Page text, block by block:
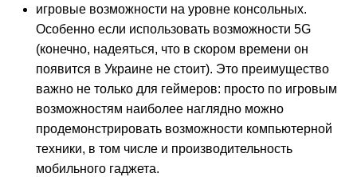
игровые возможности на уровне консольных.
Особенно если использовать возможности 5G
(конечно, надеяться, что в скором времени он
появится в Украине не стоит). Это преимущество
важно не только для геймеров: просто по игровым
возможностям наиболее наглядно можно
продемонстрировать возможности компьютерной
техники, в том числе и производительность
мобильного гаджета.